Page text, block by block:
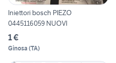
Iniettori bosch PIEZO
0445116059 NUOVI
1 €
Ginosa (TA)